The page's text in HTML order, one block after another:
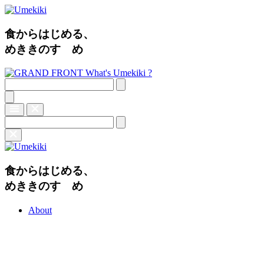
食からはじめる、
めききのすゝめ
What's Umekiki ?
食からはじめる、
めききのすゝめ
About